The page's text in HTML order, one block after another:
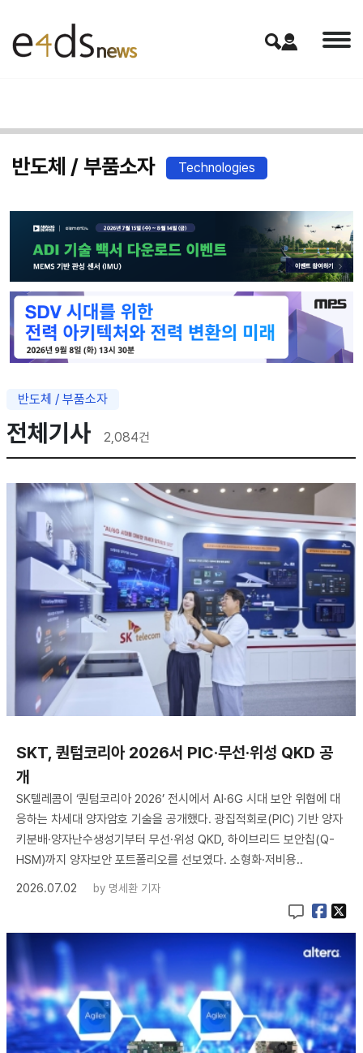
반도체 / 부품소자 Technologies
반도체 / 부품소자
전체기사 2,084건
SKT, 퀀텀코리아 2026서 PIC·무선·위성 QKD 공
개
SK텔레콤이 ‘퀀텀코리아 2026’ 전시에서 AI·6G 시대 보안 위협에 대
응하는 차세대 양자암호 기술을 공개했다. 광집적회로(PIC) 기반 양자
키분배·양자난수생성기부터 무선·위성 QKD, 하이브리드 보안칩(Q-
HSM)까지 양자보안 포트폴리오를 선보였다. 소형화·저비용..
2026.07.02
by 명세환 기자